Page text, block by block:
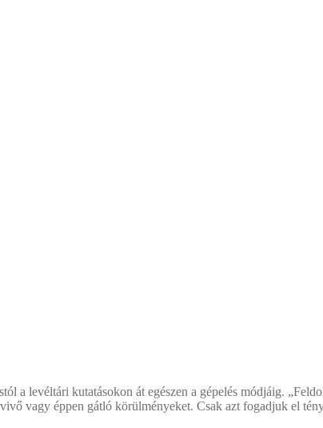
a levéltári kutatásokon át egészen a gépelés módjáig.
vagy éppen gátló körülményeket. Csak azt fogadjuk el